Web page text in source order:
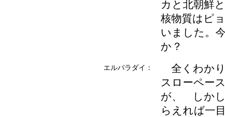
カと北朝鮮
核物質はピ
いました。
か？
エルバラダイ：
全くわか
スローペー
が、 しかし
らえれば一